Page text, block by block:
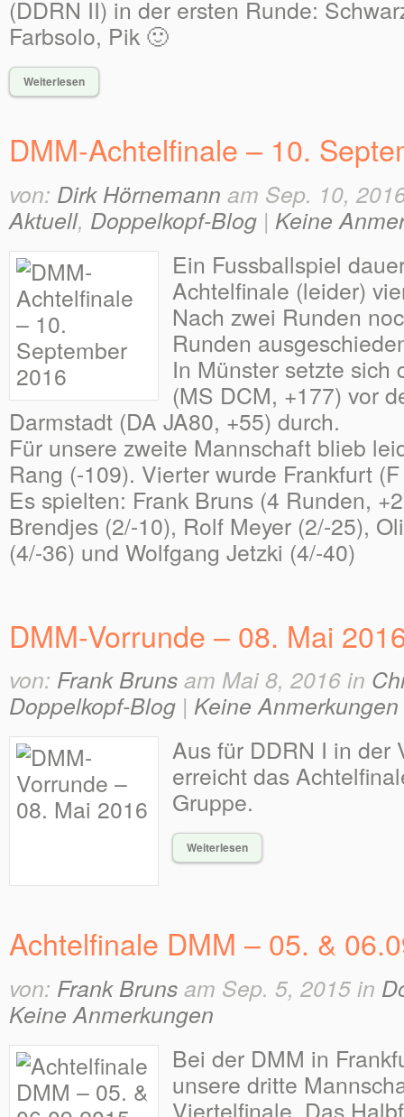
(DDRN II) in der ersten Runde:
Farbsolo, Pik 🙂
Weiterlesen
DMM-Achtelfinale – 10.
von: Dirk Hörnemann am Sep. 10,
Aktuell, Doppelkopf-Blog | Keine
Ein Fussballspiel
Achtelfinale (leider)
Nach zwei Runden
Runden
In Münster setzte sich
(MS DCM, +177) vor
Darmstadt (DA JA80, +55) durch.
Für unsere zweite Mannschaft blieb
Rang (-109). Vierter wurde Frankfurt
Es spielten: Frank Bruns (4 Runden,
Brendjes (2/-10), Rolf Meyer (2/-25),
(4/-36) und Wolfgang Jetzki (4/-40)
DMM-Vorrunde – 08. Mai
von: Frank Bruns am Mai 8, 2016 in
Doppelkopf-Blog | Keine Anmerkungen
Aus für DDRN I in der
erreicht das
Gruppe.
Weiterlesen
Achtelfinale DMM – 05. &
von: Frank Bruns am Sep. 5, 2015 in
Keine Anmerkungen
Bei der DMM in
unsere dritte
Viertelfinale. Das